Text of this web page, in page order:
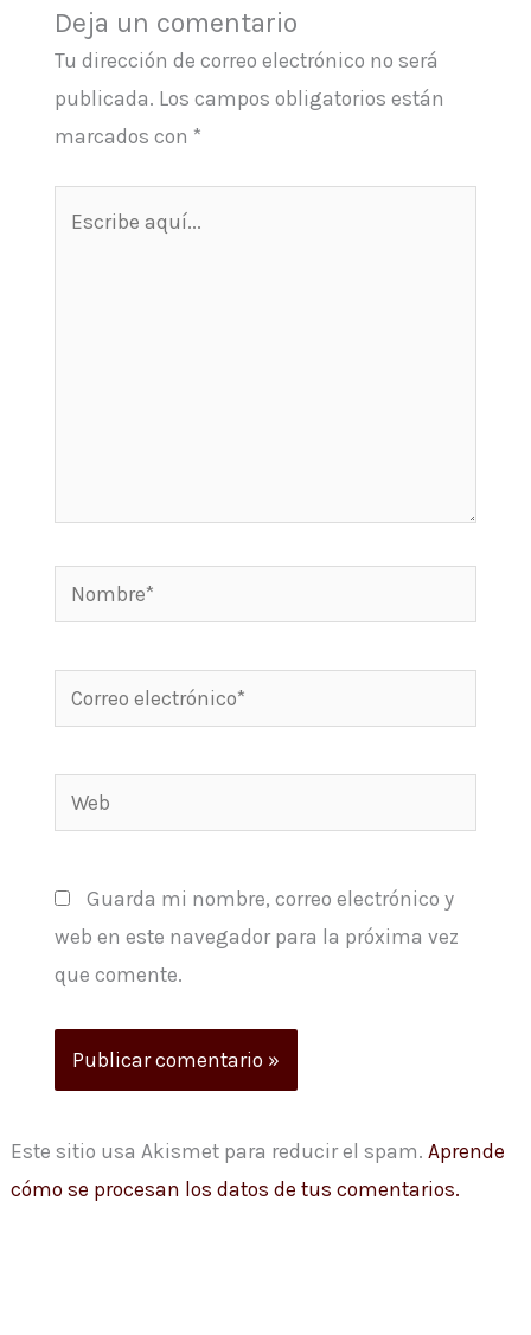
Deja un comentario
Tu dirección de correo electrónico no será
publicada. Los campos obligatorios están
marcados con *
Nombre*
Correo
electrónico*
Web
Guarda mi nombre, correo electrónico y
web en este navegador para la próxima vez
que comente.
Este sitio usa Akismet para reducir el spam. Aprende
cómo se procesan los datos de tus comentarios.